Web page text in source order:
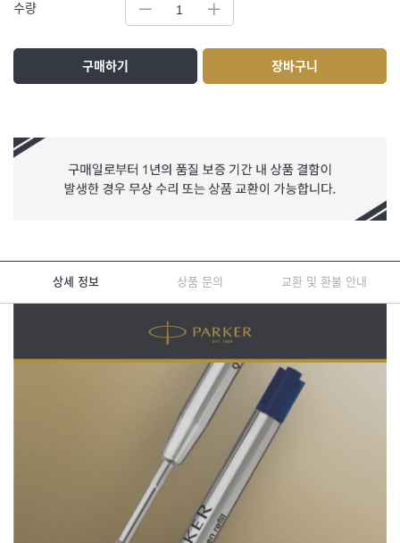
수량
구매하기 장바구니
상세 정보 상품 문의 교환 및 환불 안내